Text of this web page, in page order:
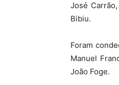
José
Bibiu.
Foram
Manuel
João Foge.